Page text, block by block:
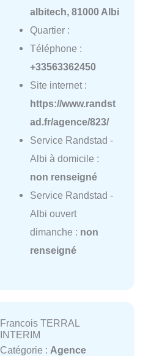
albitech, 81000 Albi
Quartier :
Téléphone :
+33563362450
Site internet :
https://www.randst
ad.fr/agence/823/
Service Randstad -
Albi à domicile :
non renseigné
Service Randstad -
Albi ouvert
dimanche : non
renseigné
Francois TERRAL
INTERIM
Catégorie : Agence